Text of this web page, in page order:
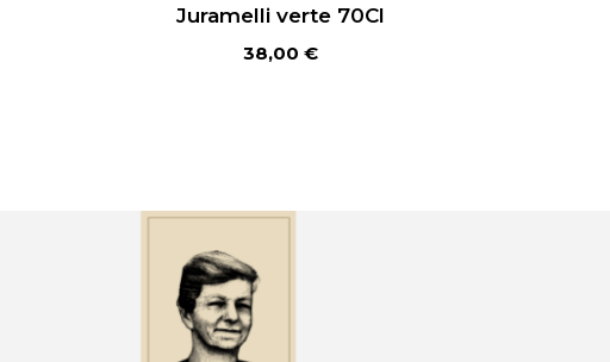
Juramelli verte 70Cl
38,00 €